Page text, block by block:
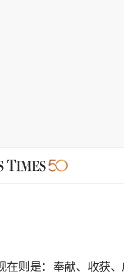
在则是：奉献、收获